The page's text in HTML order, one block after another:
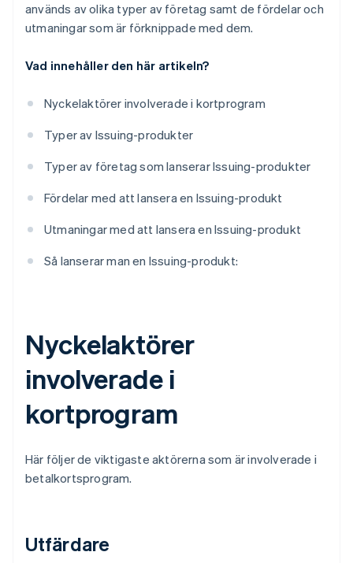
används av olika typer av företag samt de fördelar och
utmaningar som är förknippade med dem.
Vad innehåller den här artikeln?
Nyckelaktörer involverade i kortprogram
Typer av Issuing-produkter
Typer av företag som lanserar Issuing-produkter
Fördelar med att lansera en Issuing-produkt
Utmaningar med att lansera en Issuing-produkt
Så lanserar man en Issuing-produkt:
Nyckelaktörer
involverade i
kortprogram
Här följer de viktigaste aktörerna som är involverade i
betalkortsprogram.
Utfärdare